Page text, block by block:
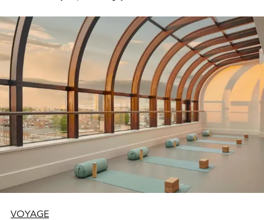
sublime collaboration avec la marque de skis Bomber.
VOYAGE